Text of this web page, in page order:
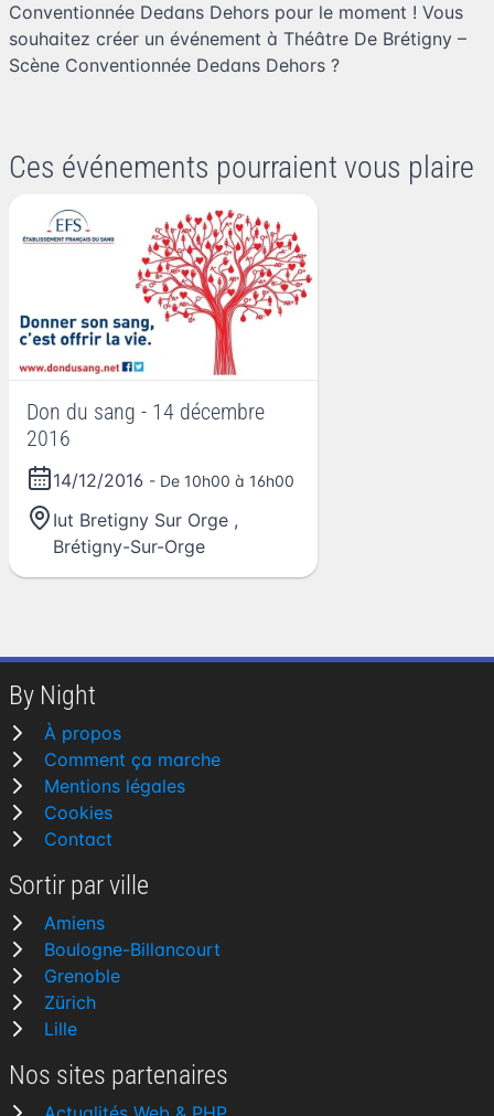
Conventionnée Dedans Dehors pour le moment ! Vous
souhaitez créer un événement à Théâtre De Brétigny –
Scène Conventionnée Dedans Dehors ?
Ces événements pourraient vous plaire
Don du sang - 14 décembre
2016
14/12/2016 - De 10h00 à 16h00
Iut Bretigny Sur Orge ,
Brétigny-Sur-Orge
By Night
À propos
Comment ça marche
Mentions légales
Cookies
Contact
Sortir par ville
Amiens
Boulogne-Billancourt
Grenoble
Zürich
Lille
Nos sites partenaires